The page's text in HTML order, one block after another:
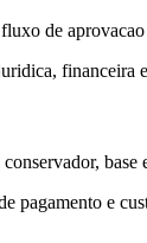
de
financeira
base
pagamento e